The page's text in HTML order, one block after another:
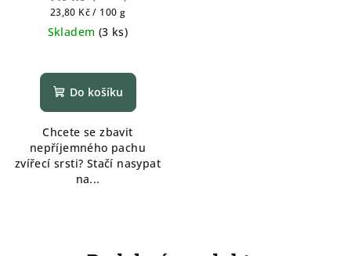
Měrná
cena:
23,80 Kč / 100 g
Skladem (3 ks)
Do košíku
Chcete se zbavit
nepříjemného pachu
zvířecí srsti? Stačí nasypat
na...